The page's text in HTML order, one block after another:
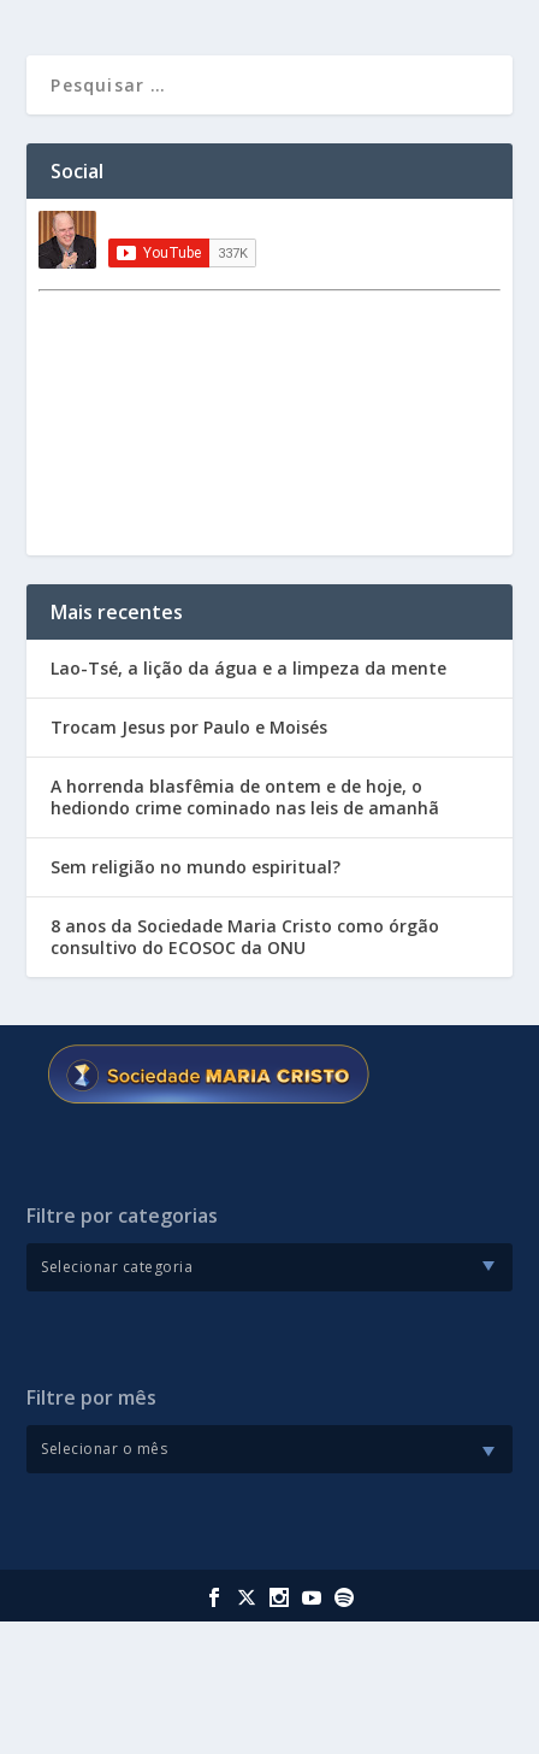
Social
Mais recentes
Lao-Tsé, a lição da água e a limpeza da mente
Trocam Jesus por Paulo e Moisés
A horrenda blasfêmia de ontem e de hoje, o
hediondo crime cominado nas leis de amanhã
Sem religião no mundo espiritual?
8 anos da Sociedade Maria Cristo como órgão
consultivo do ECOSOC da ONU
Filtre por categorias
Filtre por mês